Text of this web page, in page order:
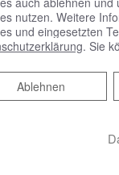
Ihren
Sie eine
Markenprodukte
Service- und
nutzen. Weitere
und eingesetzten
. Sie
Ablehnen
Ablehnen